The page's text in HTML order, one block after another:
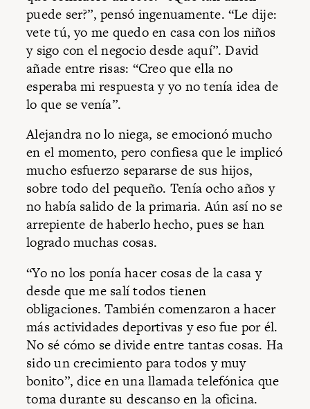
puede ser?”, pensó ingenuamente. “Le dije:
vete tú, yo me quedo en casa con los niños
y sigo con el negocio desde aquí”. David
añade entre risas: “Creo que ella no
esperaba mi respuesta y yo no tenía idea de
lo que se venía”.
Alejandra no lo niega, se emocionó mucho
en el momento, pero confiesa que le implicó
mucho esfuerzo separarse de sus hijos,
sobre todo del pequeño. Tenía ocho años y
no había salido de la primaria. Aún así no se
arrepiente de haberlo hecho, pues se han
logrado muchas cosas.
“Yo no los ponía hacer cosas de la casa y
desde que me salí todos tienen
obligaciones. También comenzaron a hacer
más actividades deportivas y eso fue por él.
No sé cómo se divide entre tantas cosas. Ha
sido un crecimiento para todos y muy
bonito”, dice en una llamada telefónica que
toma durante su descanso en la oficina.